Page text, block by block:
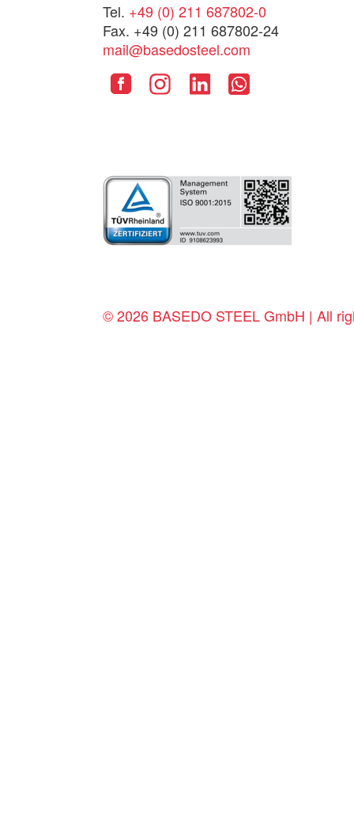
Tel. +49 (0) 211 687802-0
Fax. +49 (0) 211 687802-24
mail@basedosteel.com
© 2026 BASEDO STEEL GmbH | All